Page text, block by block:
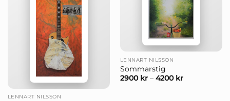
LENNART NILSSON
LENNART NILSSON
Sommarstig
2900 kr– 4200 kr